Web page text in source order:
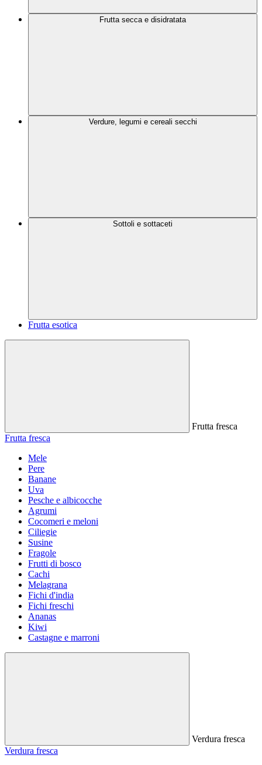
Frutta secca e disidratata
Verdure, legumi e cereali secchi
Sottoli e sottaceti
Frutta esotica
Frutta fresca
Frutta fresca
Mele
Pere
Banane
Uva
Pesche e albicocche
Agrumi
Cocomeri e meloni
Ciliegie
Susine
Fragole
Frutti di bosco
Cachi
Melagrana
Fichi d'india
Fichi freschi
Ananas
Kiwi
Castagne e marroni
Verdura fresca
Verdura fresca